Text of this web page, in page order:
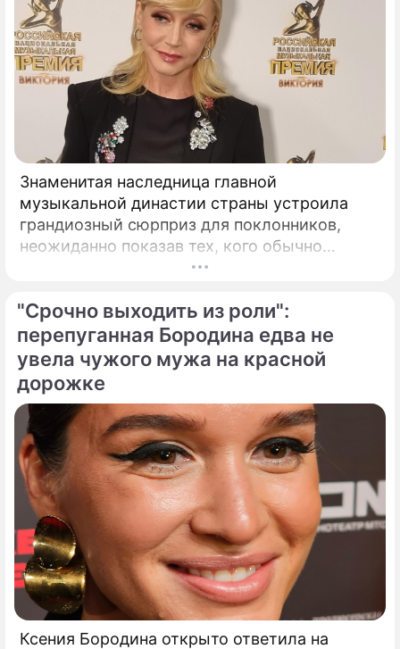
Знаменитая наследница главной
музыкальной династии страны устроила
грандиозный сюрприз для поклонников,
неожиданно показав тех, кого обычно
тщательно скрывает от посторонних глаз.
продолжает наслаждаться европейскими
каникулами, щедро делясь с публикой
яркими моментами своего роскошного
отпуска.
"Срочно выходить из роли":
перепуганная Бородина едва не
увела чужого мужа на красной
дорожке
Ксения Бородина открыто ответила на